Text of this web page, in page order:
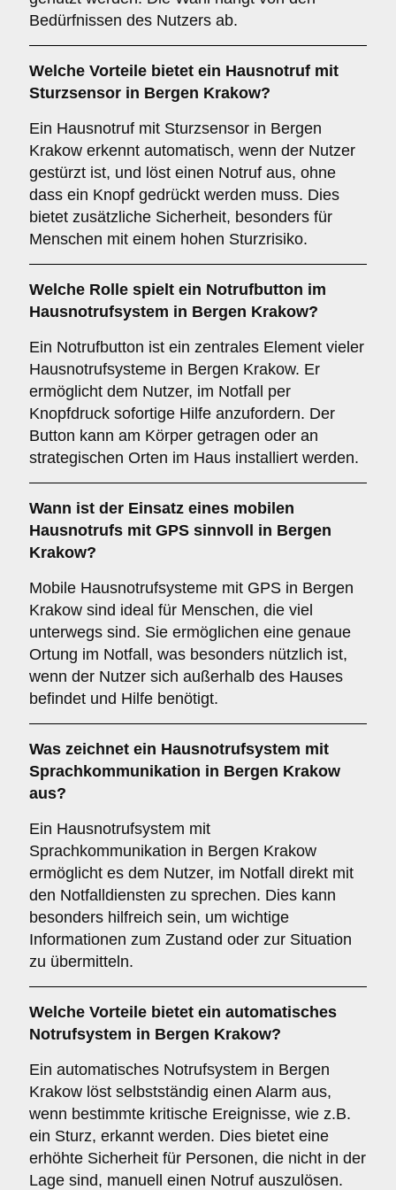
Bedürfnissen des Nutzers ab.
Welche Vorteile bietet ein Hausnotruf mit
Sturzsensor in Bergen Krakow?
Ein Hausnotruf mit Sturzsensor in Bergen
Krakow erkennt automatisch, wenn der Nutzer
gestürzt ist, und löst einen Notruf aus, ohne
dass ein Knopf gedrückt werden muss. Dies
bietet zusätzliche Sicherheit, besonders für
Menschen mit einem hohen Sturzrisiko.
Welche Rolle spielt ein Notrufbutton im
Hausnotrufsystem in Bergen Krakow?
Ein Notrufbutton ist ein zentrales Element vieler
Hausnotrufsysteme in Bergen Krakow. Er
ermöglicht dem Nutzer, im Notfall per
Knopfdruck sofortige Hilfe anzufordern. Der
Button kann am Körper getragen oder an
strategischen Orten im Haus installiert werden.
Wann ist der Einsatz eines mobilen
Hausnotrufs mit GPS sinnvoll in Bergen
Krakow?
Mobile Hausnotrufsysteme mit GPS in Bergen
Krakow sind ideal für Menschen, die viel
unterwegs sind. Sie ermöglichen eine genaue
Ortung im Notfall, was besonders nützlich ist,
wenn der Nutzer sich außerhalb des Hauses
befindet und Hilfe benötigt.
Was zeichnet ein Hausnotrufsystem mit
Sprachkommunikation in Bergen Krakow
aus?
Ein Hausnotrufsystem mit
Sprachkommunikation in Bergen Krakow
ermöglicht es dem Nutzer, im Notfall direkt mit
den Notfalldiensten zu sprechen. Dies kann
besonders hilfreich sein, um wichtige
Informationen zum Zustand oder zur Situation
zu übermitteln.
Welche Vorteile bietet ein automatisches
Notrufsystem in Bergen Krakow?
Ein automatisches Notrufsystem in Bergen
Krakow löst selbstständig einen Alarm aus,
wenn bestimmte kritische Ereignisse, wie z.B.
ein Sturz, erkannt werden. Dies bietet eine
erhöhte Sicherheit für Personen, die nicht in der
Lage sind, manuell einen Notruf auszulösen.